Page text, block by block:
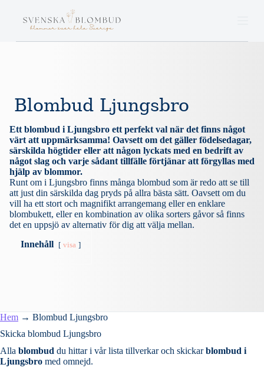
p
n
t
Blombud Ljungsbro
Ett blombud i Ljungsbro ett perfekt val när det finns något
värt att uppmärksamma! Oavsett om det gäller födelsedagar,
särskilda högtider eller att någon lyckats med en bedrift av
något slag och varje sådant tillfälle förtjänar att förgyllas med
hjälp av blommor.
Runt om i Ljungsbro finns många blombud som är redo att se till
att just din särskilda dag pryds på allra bästa sätt. Oavsett om du
vill ha ett stort och magnifikt arrangemang eller en enklare
blombukett, eller en kombination av olika sorters gåvor så finns
det en uppsjö av alternativ för dig att välja mellan.
Innehåll
visa
Hem → Blombud Ljungsbro
Skicka blombud Ljungsbro
Alla blombud du hittar i vår lista tillverkar och skickarblombud i
Ljungsbro med omnejd.